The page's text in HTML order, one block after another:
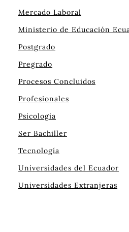
Mercado Laboral
Ministerio de Educación
Postgrado
Pregrado
Procesos Concluidos
Profesionales
Psicologia
Ser Bachiller
Tecnología
Universidades del Ecuador
Universidades Extranjeras